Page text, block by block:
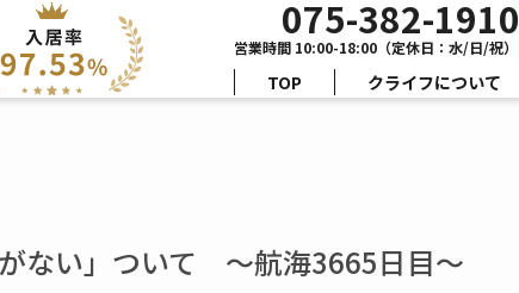
075-382-1910
営業時間 10:00-18:00（定休日：水/日/祝）
TOP クライフについて
がない」ついて ～航海3665日目～